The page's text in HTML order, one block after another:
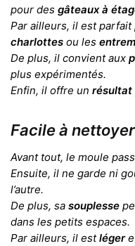
pour des gâteaux à
Par ailleurs, il est parfait
charlottes ou les
De plus, il convient aux
plus expérimentés.
Enfin, il offre un résultat
Facile à
Avant tout, le moule
Ensuite, il ne garde ni
l’autre.
De plus, sa souplesse
dans les petits espaces.
Par ailleurs, il estléger